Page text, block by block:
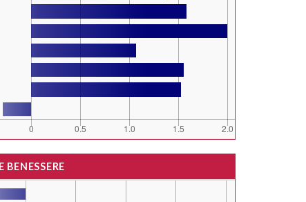
BENESSERE